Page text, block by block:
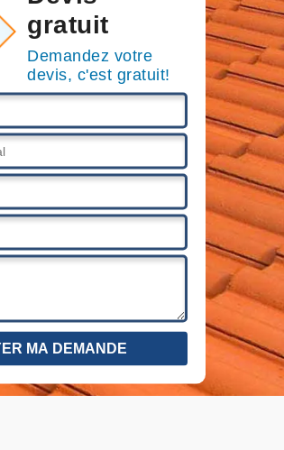
gratuit
Demandez votre
devis, c'est gratuit!